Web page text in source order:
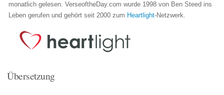
monatlich gelesen. VerseoftheDay.com wurde 1998 von Ben Steed ins
Leben gerufen und gehört seit 2000 zum Heartlight-Netzwerk.
Übersetzung